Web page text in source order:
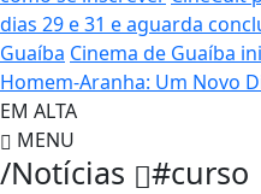
dias 29 e 31 e aguarda
Guaíba Cinema de Guaíba
Homem-Aranha: Um Novo
EM ALTA
MENU
/Notícias #curso